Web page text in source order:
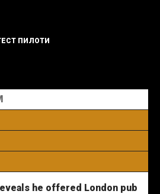
ПИЛОТИ
he offered London pub